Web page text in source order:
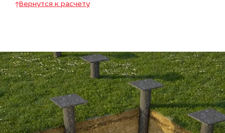
Вернутся к расчету